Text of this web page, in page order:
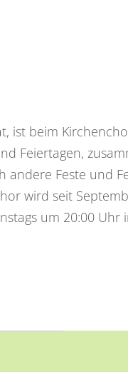
ist beim
Feiertagen,
Feste und
wird seit
um 20:00 Uhr